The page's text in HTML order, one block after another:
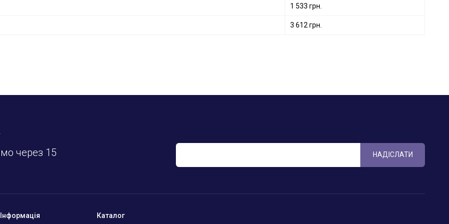
1 533 грн.
3 612 грн.
через 15
НАДІСЛАТИ
Інформація Каталог